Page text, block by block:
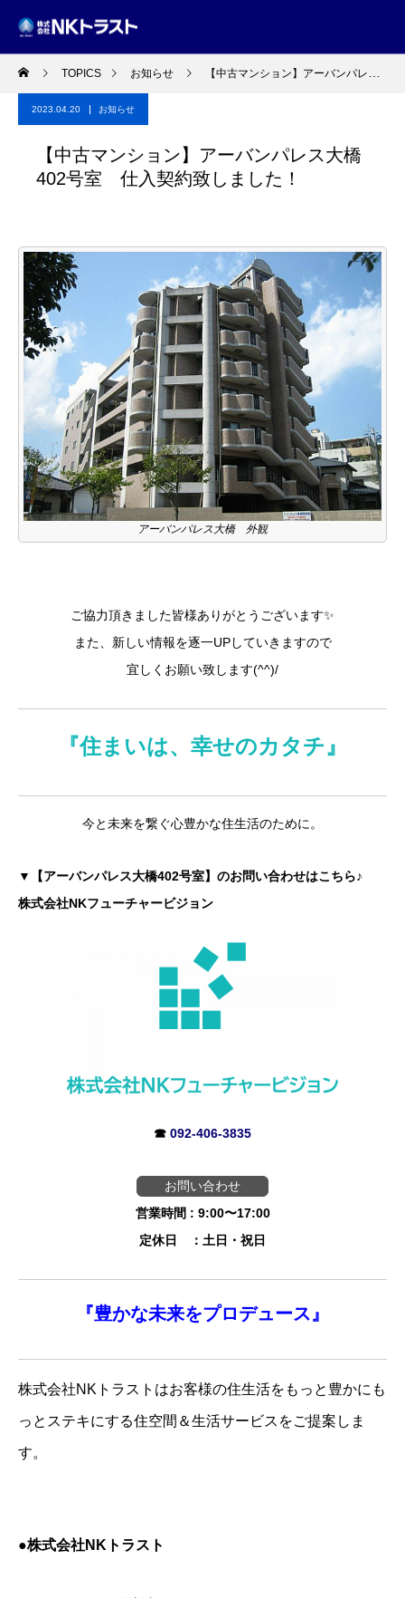
TOPICS お知らせ 【中古マンション】アーバンパレス大橋402号室 仕入契約致しました！
2023.04.20 お知らせ
【中古マンション】アーバンパレス大橋
402号室 仕入契約致しました！
アーバンパレス大橋 外観
ご協力頂きました皆様ありがとうございます✨
また、新しい情報を逐一UPしていきますので
宜しくお願い致します(^^)/
『住まいは、幸せのカタチ』
今と未来を繋ぐ心豊かな住生活のために。
▼
【アーバンパレス大橋402号室】のお問い合わせはこちら♪
株式会社NKフューチャービジョン
☎ 092-406-3835
お問い合わせ
営業時間 : 9:00〜17:00
定休日 ：土日・祝日
『豊かな未来をプロデュース』
株式会社NKトラストはお客様の住生活をもっと豊かにも
っとステキにする住空間＆生活サービスをご提案しま
す。
●株式会社NKトラスト